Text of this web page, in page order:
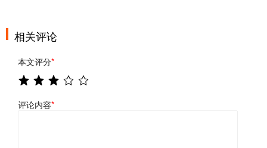
相关评论
本文评分*
评论内容*